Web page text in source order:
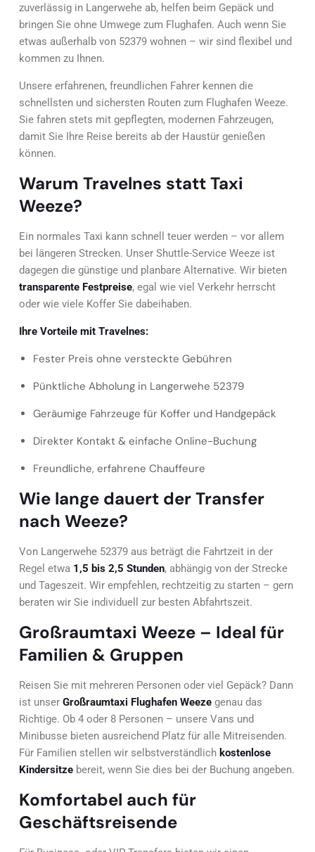
zuverlässig in Langerwehe ab, helfen beim Gepäck und
bringen Sie ohne Umwege zum Flughafen. Auch wenn Sie
etwas außerhalb von 52379 wohnen – wir sind flexibel und
kommen zu Ihnen.
Unsere erfahrenen, freundlichen Fahrer kennen die
schnellsten und sichersten Routen zum Flughafen Weeze.
Sie fahren stets mit gepflegten, modernen Fahrzeugen,
damit Sie Ihre Reise bereits ab der Haustür genießen
können.
Warum Travelnes statt Taxi
Weeze?
Ein normales Taxi kann schnell teuer werden – vor allem
bei längeren Strecken. Unser Shuttle-Service Weeze ist
dagegen die günstige und planbare Alternative. Wir bieten
transparente Festpreise, egal wie viel Verkehr herrscht
oder wie viele Koffer Sie dabeihaben.
Ihre Vorteile mit Travelnes:
Fester Preis ohne versteckte Gebühren
Pünktliche Abholung in Langerwehe 52379
Geräumige Fahrzeuge für Koffer und Handgepäck
Direkter Kontakt & einfache Online-Buchung
Freundliche, erfahrene Chauffeure
Wie lange dauert der Transfer
nach Weeze?
Von Langerwehe 52379 aus beträgt die Fahrtzeit in der
Regel etwa 1,5 bis 2,5 Stunden, abhängig von der Strecke
und Tageszeit. Wir empfehlen, rechtzeitig zu starten – gern
beraten wir Sie individuell zur besten Abfahrtszeit.
Großraumtaxi Weeze – Ideal für
Familien & Gruppen
Reisen Sie mit mehreren Personen oder viel Gepäck? Dann
ist unser Großraumtaxi Flughafen Weeze genau das
Richtige. Ob 4 oder 8 Personen – unsere Vans und
Minibusse bieten ausreichend Platz für alle Mitreisenden.
Für Familien stellen wir selbstverständlich kostenlose
Kindersitze bereit, wenn Sie dies bei der Buchung angeben.
Komfortabel auch für
Geschäftsreisende